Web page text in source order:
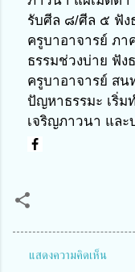
รับศีล ๘/ศีล ๕ ฟัง
ครูบาอาจารย์ ภา
ธรรมช่วงบ่าย ฟัง
ครูบาอาจารย์ ส
ปัญหาธรรมะ เริ่ม
เจริญภาวนา และ
แสดงความคิดเห็น